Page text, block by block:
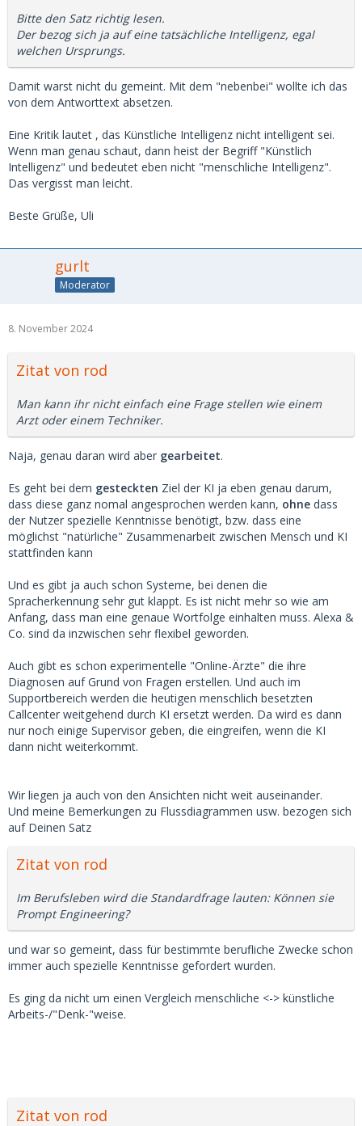
Bitte den Satz richtig lesen.
Der bezog sich ja auf eine tatsächliche Intelligenz, egal
welchen Ursprungs.
Damit warst nicht du gemeint. Mit dem "nebenbei" wollte ich das
von dem Antworttext absetzen.
Eine Kritik lautet , das Künstliche Intelligenz nicht intelligent sei.
Wenn man genau schaut, dann heist der Begriff "Künstlich
Intelligenz" und bedeutet eben nicht "menschliche Intelligenz".
Das vergisst man leicht.
Beste Grüße, Uli
gurlt
Moderator
8. November 2024
Zitat von rod
Man kann ihr nicht einfach eine Frage stellen wie einem
Arzt oder einem Techniker.
Naja, genau daran wird aber gearbeitet.
Es geht bei dem gesteckten Ziel der KI ja eben genau darum,
dass diese ganz nomal angesprochen werden kann, ohne dass
der Nutzer spezielle Kenntnisse benötigt, bzw. dass eine
möglichst "natürliche" Zusammenarbeit zwischen Mensch und KI
stattfinden kann
Und es gibt ja auch schon Systeme, bei denen die
Spracherkennung sehr gut klappt. Es ist nicht mehr so wie am
Anfang, dass man eine genaue Wortfolge einhalten muss. Alexa &
Co. sind da inzwischen sehr flexibel geworden.
Auch gibt es schon experimentelle "Online-Ärzte" die ihre
Diagnosen auf Grund von Fragen erstellen. Und auch im
Supportbereich werden die heutigen menschlich besetzten
Callcenter weitgehend durch KI ersetzt werden. Da wird es dann
nur noch einige Supervisor geben, die eingreifen, wenn die KI
dann nicht weiterkommt.
Wir liegen ja auch von den Ansichten nicht weit auseinander.
Und meine Bemerkungen zu Flussdiagrammen usw. bezogen sich
auf Deinen Satz
Zitat von rod
Im Berufsleben wird die Standardfrage lauten: Können sie
Prompt Engineering?
und war so gemeint, dass für bestimmte berufliche Zwecke schon
immer auch spezielle Kenntnisse gefordert wurden.
Es ging da nicht um einen Vergleich menschliche <-> künstliche
Arbeits-/"Denk-"weise.
Zitat von rod